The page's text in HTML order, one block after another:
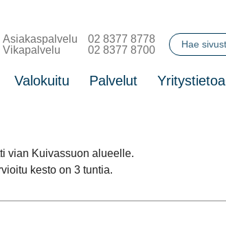
Asiakaspalvelu
02 8377 8778
Vikapalvelu
02 8377 8700
Valokuitu Palvelut Yritystietoa
vian Kuivassuon alueelle.
kesto on 3 tuntia.